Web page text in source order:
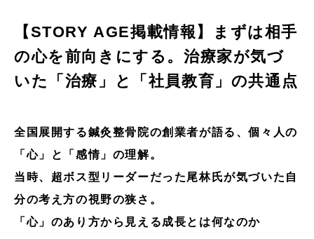
【STORY AGE掲載情報】まずは相手
の心を前向きにする。治療家が気づ
いた「治療」と「社員教育」の共通点
全国展開する鍼灸整骨院の創業者が語る、個々人の
「心」と「感情」の理解。
当時、超ボス型リーダーだった尾林氏が気づいた自
分の考え方の視野の狭さ。
「心」のあり方から見える成長とは何なのか